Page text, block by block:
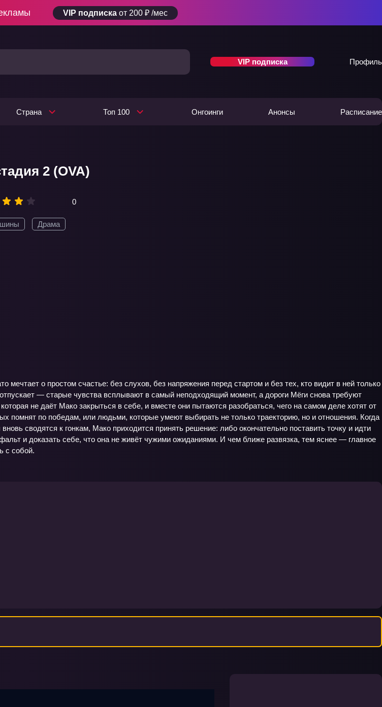
VIP подписка от 200 ₽ /мес
VIP подписка Профиль
Страна Топ 100 Онгоинги Анонсы Расписание
2 (OVA)
0
Драма
о простом счастье: без слухов, без напряжения перед стартом и без тех, кто видит в ней только
— старые чувства всплывают в самый неподходящий момент, а дороги Мёги снова требуют
не даёт Мако закрыться в себе, и вместе они пытаются разобраться, чего на самом деле хотят от
помнят по победам, или людьми, которые умеют выбирать не только траекторию, но и отношения. Когда
сводятся к гонкам, Мако приходится принять решение: либо окончательно поставить точку и идти
и доказать себе, что она не живёт чужими ожиданиями. И чем ближе развязка, тем яснее — главное
с собой.